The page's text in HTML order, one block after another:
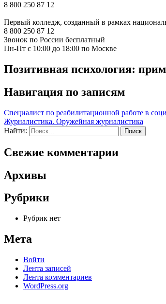
8 800 250 87 12
Первый колледж, созданный в рамках
8 800 250 87 12
Звонок по России бесплатный
Пн-Пт с 10:00 до 18:00 по Москве
Позитивная психология:
Навигация по записям
Специалист по реабилитационной работе в
Журналистика. Оружейная журналистика
Найти:
Свежие комментарии
Архивы
Рубрики
Рубрик нет
Мета
Войти
Лента записей
Лента комментариев
WordPress.org